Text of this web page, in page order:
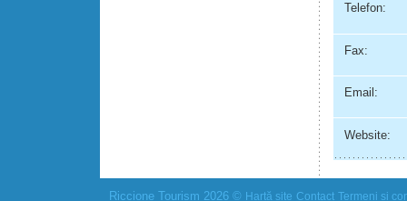
Telefon:
Fax:
Email:
Website:
Riccione Tourism 2026 © Hartă site Contact Termeni și